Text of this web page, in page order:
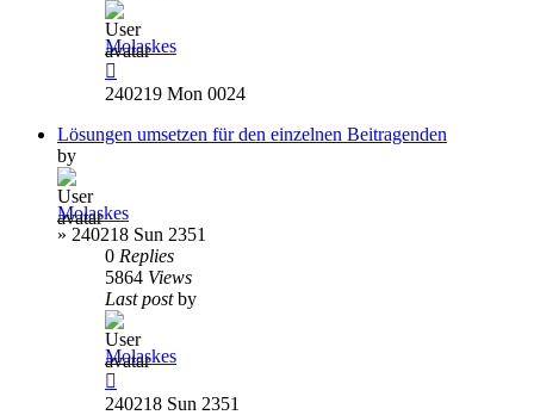
Molaskes
240219 Mon 0024
Lösungen umsetzen für den einzelnen Beitragenden
by
Molaskes
» 240218 Sun 2351
0 Replies
5864 Views
Last postby
Molaskes
240218 Sun 2351